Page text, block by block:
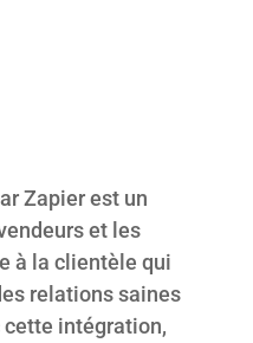
Zapier est un
et les
à la clientèle qui
relations saines
intégration,